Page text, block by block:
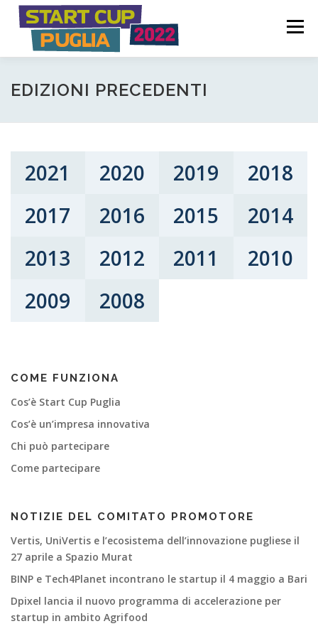
Passa
contenuto
a
t
Menù
COME FUNZIONA PARTECIPA
EDIZIONI PRECEDENTI
2021 2020 2019
2018
2017
2016 2015
2014
2013
2012 2011
2010
2009
2008
COME FUNZIONA
Cos’è Start Cup Puglia
Cos’è un’impresa innovativa
Chi può partecipare
Come partecipare
NOTIZIE DEL COMITATO PROMOTORE
Vertis, UniVertis e l’ecosistema dell’innovazione pugliese il
27 aprile a Spazio Murat
BINP e Tech4Planet incontrano le startup il 4 maggio a Bari
Dpixel lancia il nuovo programma di accelerazione per
startup in ambito Agrifood